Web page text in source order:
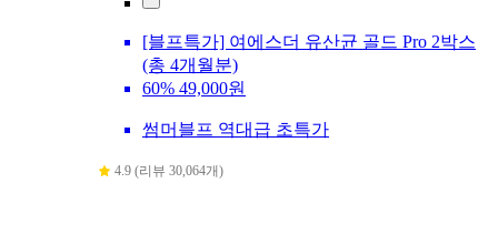
[블프특가] 여에스더 유산균 골드 Pro 2박스
(총 4개월분)
60% 49,000원
썸머블프 역대급 초특가
4.9 (리뷰 30,064개)